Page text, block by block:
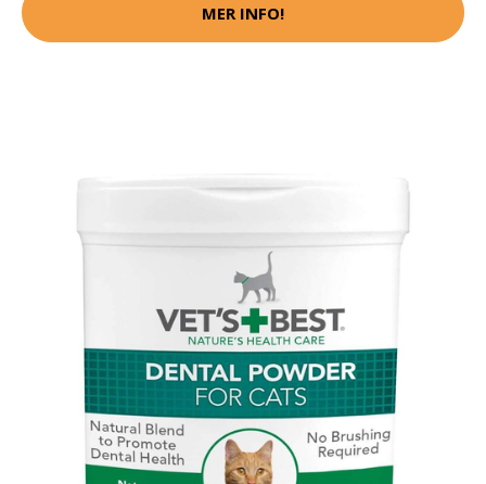
MER INFO!